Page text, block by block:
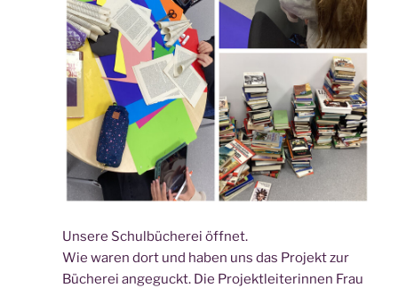
Unse­re Schul­bü­che­rei öffnet.
Wie waren dort und haben uns das Pro­jekt zur
Büche­rei ange­guckt. Die Pro­jekt­lei­te­rin­nen Frau